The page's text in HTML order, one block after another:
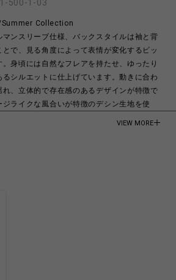
500-1-03
Collection
ンスリーブ仕様、バックスタイルは袖と背
で、見る角度によって表情が変化するビッ
身頃には自然なフレアを持たせ、ゆったり
るシルエットに仕上げています。動きに合わ
、立体的で存在感のあるデザインが特徴で
ライクな風合いが特徴のデシン生地を使
たドレープ性を備え、表情豊かな質感が魅力
い合わせはこちら
VIEW MORE